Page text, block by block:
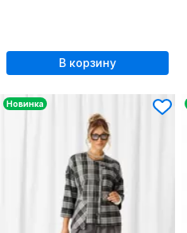
В корзину
Новинка